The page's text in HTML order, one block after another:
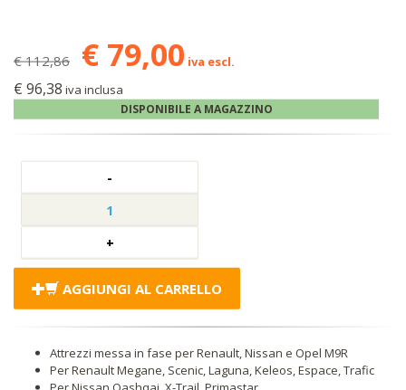
€ 112,86 € 79,00 iva escl.
€ 96,38 iva inclusa
DISPONIBILE A MAGAZZINO
AGGIUNGI AL CARRELLO
Attrezzi messa in fase per Renault, Nissan e Opel M9R
Per Renault Megane, Scenic, Laguna, Keleos, Espace, Trafic